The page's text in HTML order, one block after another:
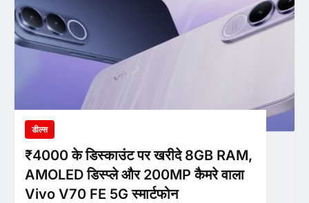
डील्स
₹4000 के डिस्काउंट पर खरीदे 8GB RAM,
AMOLED डिस्प्ले और 200MP कैमरे वाला
Vivo V70 FE 5G स्मार्टफोन